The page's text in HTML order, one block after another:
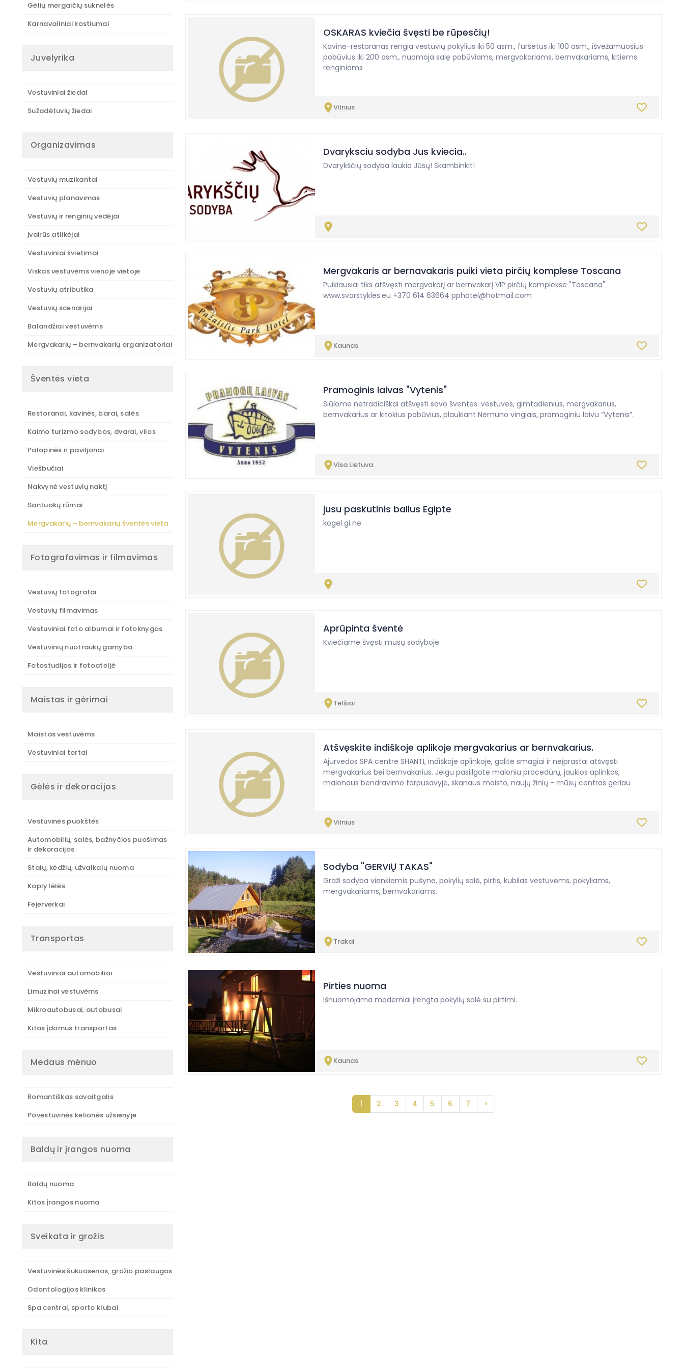
Gėlių mergaičių suknelės
Karnavaliniai kostiumai
Juvelyrika
Vestuviniai žiedai
Sužadėtuvių žiedai
Organizavimas
Vestuvių muzikantai
Vestuvių planavimas
Vestuvių ir renginių vedėjai
Įvairūs atlikėjai
Vestuviniai kvietimai
Viskas vestuvėms vienoje vietoje
Vestuvių atributika
Vestuvių scenarijai
Balandžiai vestuvėms
Mergvakarių – bernvakarių organizatoriai
Šventės vieta
Restoranai, kavinės, barai, salės
Kaimo turizmo sodybos, dvarai, vilos
Palapinės ir paviljonai
Viešbučiai
Nakvynė vestuvių naktį
Santuokų rūmai
Mergvakarių – bernvakarių šventės vieta
Fotografavimas ir filmavimas
Vestuvių fotografai
Vestuvių filmavimas
Vestuviniai foto albumai ir fotoknygos
Vestuvinių nuotraukų gamyba
Fotostudijos ir fotoateljė
Maistas ir gėrimai
Maistas vestuvėms
Vestuviniai tortai
Gėlės ir dekoracijos
Vestuvinės puokštės
Automobilių, salės, bažnyčios puošimas
ir dekoracijos
Stalų, kėdžių, užvalkalų nuoma
Koplytėlės
Fejerverkai
Transportas
Vestuviniai automobiliai
Limuzinai vestuvėms
Mikroautobusai, autobusai
Kitas įdomus transportas
Medaus mėnuo
Romantiškas savaitgalis
Povestuvinės kelionės užsienyje
Baldų ir įrangos nuoma
Baldų nuoma
Kitos įrangos nuoma
Sveikata ir grožis
Vestuvinės šukuosenos, grožio paslaugos
Odontologijos klinikos
Spa centrai, sporto klubai
Kita
OSKARAS kviečia švęsti be rūpesčių!
Kavinė-restoranas rengia vestuvių pokylius iki 50 asm., furšetus iki 100 asm., išvežamuosius
pobūvius iki 200 asm., nuomoja salę pobūviams, mergvakariams, bernvakariams, kitiems
renginiams
Vilnius
Dvaryksciu sodyba Jus kviecia..
Dvarykščių sodyba laukia Jūsų! Skambinkit!
Mergvakaris ar bernavakaris puiki vieta pirčių komplese Toscana
Puikiausiai tiks atšvęsti mergvakarį ar bernvakarį VIP pirčių komplekse "Toscana"
www.svarstykles.eu +370 614 63664 pphotel@hotmail.com
Kaunas
Pramoginis laivas "Vytenis"
Siūlome netradiciškai atšvęsti savo šventes: vestuves, gimtadienius, mergvakarius,
bernvakarius ar kitokius pobūvius, plaukiant Nemuno vingiais, pramoginiu laivu “Vytenis”.
Visa Lietuva
jusu paskutinis balius Egipte
kogel gi ne
Aprūpinta šventė
Kviečiame švęsti mūsų sodyboje.
Telšiai
Atšvęskite indiškoje aplikoje mergvakarius ar bernvakarius.
Ajurvedos SPA centre SHANTI, indiškoje aplinkoje, galite smagiai ir neįprastai atšvęsti
mergvakarius bei bernvakarius. Jeigu pasiilgote maloniu procedūrų, jaukios aplinkos,
malonaus bendravimo tarpusavyje, skanaus maisto, naujų žinių - mūsų centras geriau
Vilnius
Sodyba "GERVIŲ TAKAS"
Graži sodyba vienkiemis pušyne, pokylių salė, pirtis, kubilas vestuvėms, pokyliams,
mergvakariams, bernvakariams.
Trakai
Pirties nuoma
Išnuomojama moderniai įrengta pokylių salė su pirtimi.
Kaunas
1 2 3 4 5 6 7 >